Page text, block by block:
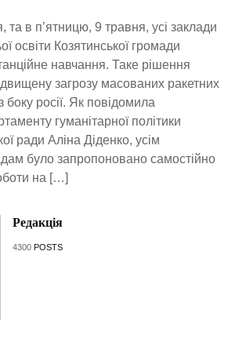
та в п’ятницю, 9 травня, усі заклади
освіти Козятинської громади
навчання. Таке рішення
загрозу масованих ракетних
боку росії. Як повідомила
гуманітарної політики
ради Аліна Діденко, усім
було запропоновано самостійно
на […]
Редакція
4300 POSTS